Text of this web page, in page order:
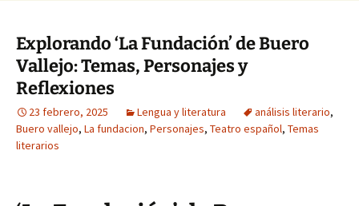
Explorando ‘La Fundación’ de Buero
Vallejo: Temas, Personajes y
Reflexiones
23 febrero, 2025 Lengua y literatura análisis literario,
Buero vallejo, La fundacion, Personajes, Teatro español, Temas
literarios